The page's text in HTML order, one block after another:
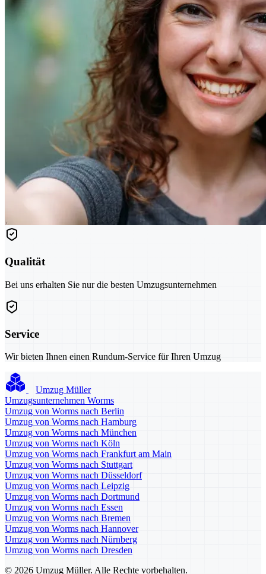
Qualität
Bei uns erhalten Sie nur die besten Umzugsunternehmen
Service
Wir bieten Ihnen einen Rundum-Service für Ihren Umzug
Umzug Müller
Umzugsunternehmen Worms
Umzug von Worms nach Berlin
Umzug von Worms nach Hamburg
Umzug von Worms nach München
Umzug von Worms nach Köln
Umzug von Worms nach Frankfurt am Main
Umzug von Worms nach Stuttgart
Umzug von Worms nach Düsseldorf
Umzug von Worms nach Leipzig
Umzug von Worms nach Dortmund
Umzug von Worms nach Essen
Umzug von Worms nach Bremen
Umzug von Worms nach Hannover
Umzug von Worms nach Nürnberg
Umzug von Worms nach Dresden
© 2026 Umzug Müller. Alle Rechte vorbehalten.